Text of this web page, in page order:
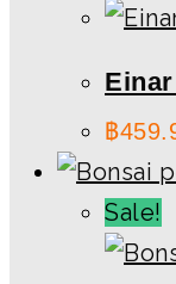
฿
Sale!